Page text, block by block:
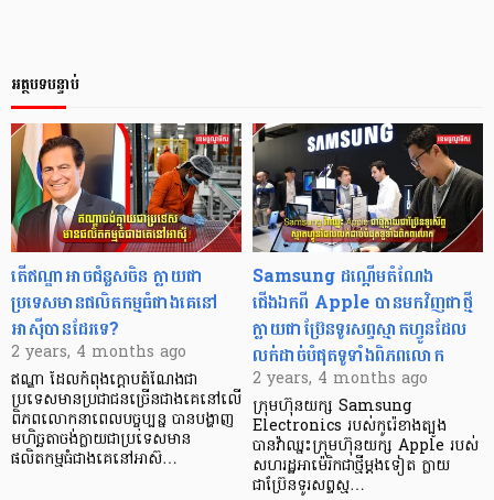
អត្ថបទបន្ទាប់
តើឥណ្ឌាអាចជំនួសចិន ក្លាយជា
ប្រទេសមានផលិតកម្មធំជាងគេនៅ
អាស៊ីបានដែរទេ?
2 years, 4 months ago
ឥណ្ឌា ដែលកំពុងក្តោបតំណែងជា
ប្រទេសមានប្រជាជនច្រើនជាងគេនៅលើ
ពិភពលោកនាពេលបច្ចុប្បន្ន បានបង្ហាញ
មហិច្ឆតាចង់ក្លាយជាប្រទេសមាន
ផលិតកម្មធំជាងគេនៅអាស៊…
Samsung ដណ្ដើមតំណែង
ជើងឯកពី Apple បានមកវិញជាថ្មី
ក្លាយជាប៊្រែនទូរសព្ទស្មាតហ្វូនដែល
លក់ដាច់បំផុតទូទាំងពិភពលោក
2 years, 4 months ago
ក្រុមហ៊ុនយក្ស Samsung
Electronics របស់កូរ៉េខាងត្បូង
បានវ៉ាឈ្នះក្រុមហ៊ុនយក្ស Apple របស់
សហរដ្ឋអាម៉េរិកជាថ្មីម្ដងទៀត ក្លាយ
ជាប៊្រែនទូរសព្ទស្ម…